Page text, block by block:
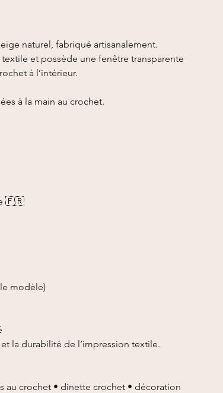
naturel, fabriqué artisanalement.
et possède une fenêtre transparente
à l’intérieur.
à la main au crochet.
🇫🇷
modèle)
la durabilité de l’impression textile.
au crochet • dinette crochet • décoration